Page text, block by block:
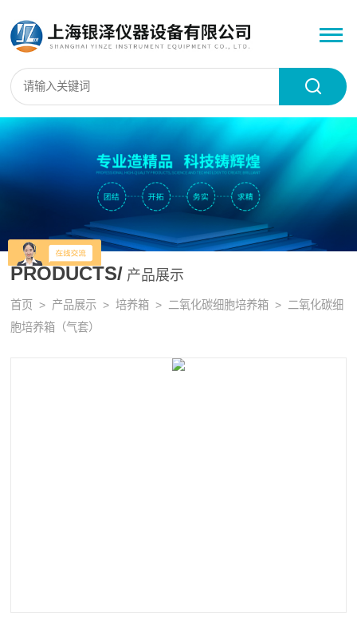
PRODUCTS/ 产品展示
首页 > 产品展示 >培养箱 > 二氧化碳细胞培养箱 > 二氧化碳细
胞培养箱（气套）